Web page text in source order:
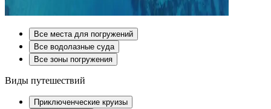
Все места для погружений
Все водолазные суда
Все зоны погружения
Виды путешествий
Приключенческие круизы